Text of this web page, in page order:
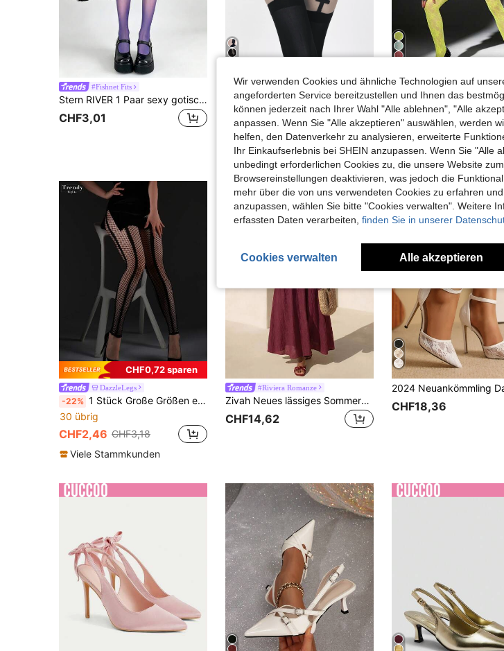
#Fishnet Fits
Stern RIVER 1 Paar sexy gotische lila Schmetterlingsmuster-Fischnetzstrumpfhosen, Subkultur Y2K Spitzenstrumpfhosen, Halloween, Schulanfang
CHF3,01
GA SOCK
1 Stück Damen Frühling/Sommer sexy minimalistische sexy schwarze Trim schwarze transparente Kreuz-Oberschenkel-Strumpfhosen, vielseitig für Halloween und Ostern
CHF5,08
VoyLace
13 übrig
CHF3,10
CHF0,72 sparen
DazzleLegs
-22% 1 Stück Große Größen elastische 9/10 Länge enge Leggings mit gestreiftem Cut Out Mesh-Fischernetz-Design, schlankmachende beinfreundliche Strumpfhosen, modische sexy schwarze Strümpfe, Gothic Vintage Y2K Stil, geeignet für Ausflüge, Urlaub, Dates und soziale Anlässe
30 übrig
CHF2,46 CHF3,18
Viele Stammkunden
#Riviera Romanze
Zivah Neues lässiges Sommerkleid aus locker sitzendem burgunderrotem Leinengewebe mit gerüschtem Kragen und ärmelloser A-Linie Silhouette, geeignet für den Alltag, Urlaub, Musikfestivals, Reisen, Strände, Partys, Flughafen-Outfits, Brunch-Outfits, Boho, Nomadisch, Lässig, Pendeln, Abschlussfeier-Outfit, Country-Konzert-Outfit
CHF14,62
CHF18,36
Wir verwenden Cookies und ähnliche Technologien auf
angeforderten Service bereitzustellen und Ihnen das
können jederzeit nach Ihrer Wahl "Alle ablehnen", "Alle
anpassen. Wenn Sie "Alle akzeptieren" auswählen, werden
helfen, den Datenverkehr zu analysieren, erweiterte
Ihr Einkaufserlebnis bei SHEIN anzupassen. Wenn Sie "Alle
unbedingt erforderlichen Cookies zu, die unsere Website
Browsereinstellungen deaktivieren, was jedoch die
mehr über die von uns verwendeten Cookies zu erfahren
anzupassen, wählen Sie bitte "Cookies verwalten". Weitere
erfassten Daten verarbeiten, finden Sie in unserer
Cookies verwalten Alle akzeptieren